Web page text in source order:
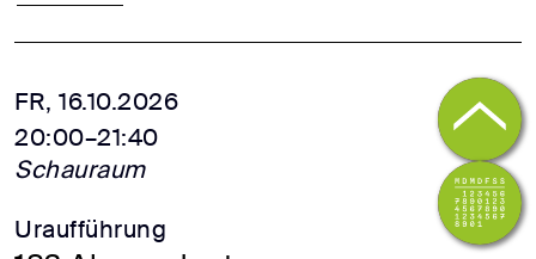
FR, 16.10.2026
20:00–21:40
Schauraum
Uraufführung